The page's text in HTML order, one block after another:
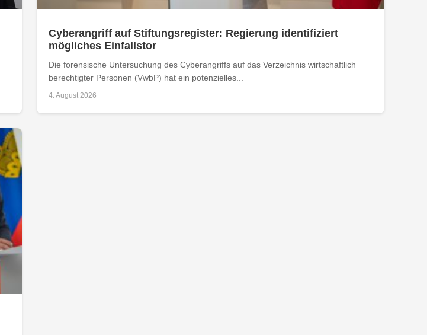
Cyberangriff auf Stiftungsregister: Regierung identifiziert
mögliches Einfallstor
Die forensische Untersuchung des Cyberangriffs auf das Verzeichnis wirtschaftlich
berechtigter Personen (VwbP) hat ein potenzielles...
4. August 2026